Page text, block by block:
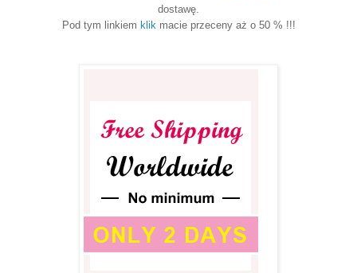
dostawę.
Pod tym linkiem klik macie przeceny aż o 50 % !!!